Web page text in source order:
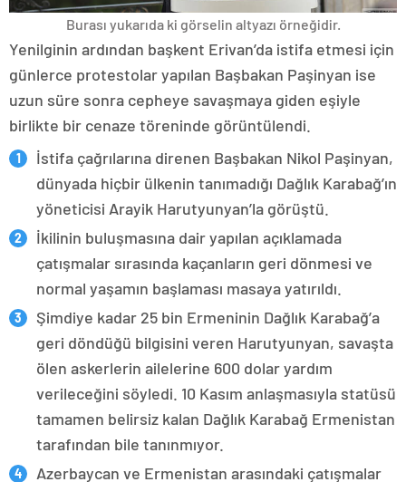
Burası yukarıda ki görselin altyazı örneğidir.
Yenilginin ardından başkent Erivan’da istifa etmesi için
günlerce protestolar yapılan Başbakan Paşinyan ise
uzun süre sonra cepheye savaşmaya giden eşiyle
birlikte bir cenaze töreninde görüntülendi.
İstifa çağrılarına direnen Başbakan Nikol Paşinyan,
dünyada hiçbir ülkenin tanımadığı Dağlık Karabağ’ın
yöneticisi Arayik Harutyunyan’la görüştü.
İkilinin buluşmasına dair yapılan açıklamada
çatışmalar sırasında kaçanların geri dönmesi ve
normal yaşamın başlaması masaya yatırıldı.
Şimdiye kadar 25 bin Ermeninin Dağlık Karabağ’a
geri döndüğü bilgisini veren Harutyunyan, savaşta
ölen askerlerin ailelerine 600 dolar yardım
verileceğini söyledi. 10 Kasım anlaşmasıyla statüsü
tamamen belirsiz kalan Dağlık Karabağ Ermenistan
tarafından bile tanınmıyor.
Azerbaycan ve Ermenistan arasındaki çatışmalar